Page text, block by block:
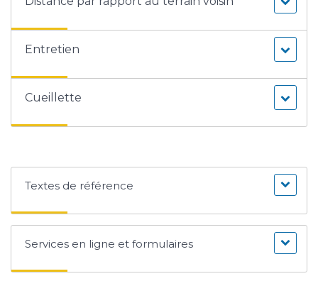
Entretien
Cueillette
Textes de référence
Services en ligne et formulaires